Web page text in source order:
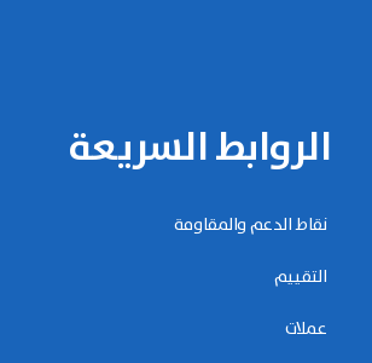
الروابط السريعة
نقاط الدعم والمقاومة
التقييم
عملات